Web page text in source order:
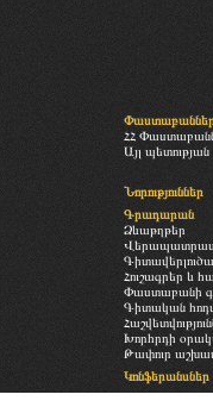
ՀՀ
Այլ
Նորություններ
Գրադարան
Ձևաթղթեր
Հուշագրեր և
Փաստաբանի
Գիտական
Խորհրդի
Թափուր
Կոնֆերանսներ